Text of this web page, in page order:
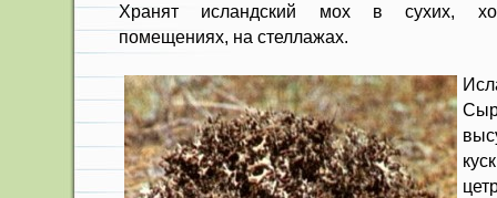
Хранят исландский мох в сухих,
помещениях, на стеллажах.